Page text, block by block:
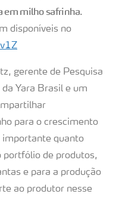
em milho safrinha.
disponíveis no
gerente de Pesquisa
Yara Brasil e um
para o crescimento
importante quanto
portfólio de produtos,
e para a produção
ao produtor nesse